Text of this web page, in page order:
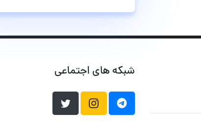
شبکه های اجتماعی